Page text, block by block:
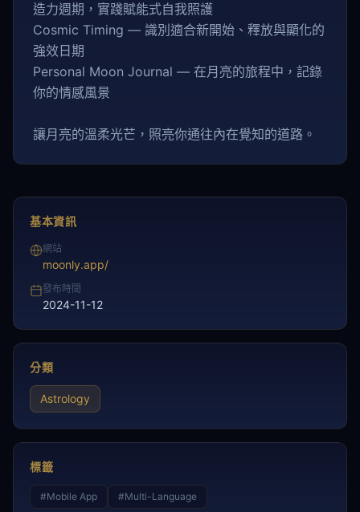
造力週期，實踐賦能式自我照護
Cosmic Timing — 識別適合新開始、釋放與顯化的
強效日期
Personal Moon Journal — 在月亮的旅程中，記錄
你的情感風景
讓月亮的溫柔光芒，照亮你通往內在覺知的道路。
基本資訊
網站
moonly.app/
發布時間
2024-11-12
分類
Astrology
標籤
#Mobile App #Multi-Language